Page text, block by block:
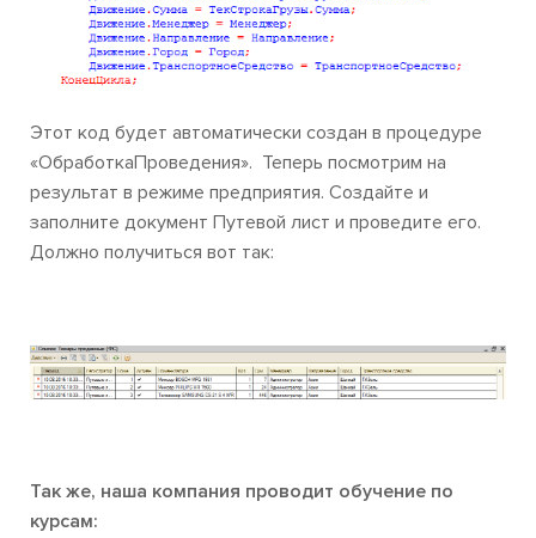
Этот код будет автоматически создан в процедуре
«ОбработкаПроведения». Теперь посмотрим на
результат в режиме предприятия. Создайте и
заполните документ Путевой лист и проведите его.
Должно получиться вот так:
Так же, наша компания проводит обучение по
курсам: